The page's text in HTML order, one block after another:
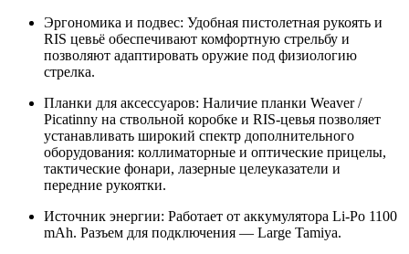
Эргономика и подвес: Удобная пистолетная рукоять и
RIS цевьё обеспечивают комфортную стрельбу и
позволяют адаптировать оружие под физиологию
стрелка.
Планки для аксессуаров: Наличие планки Weaver /
Picatinny на ствольной коробке и RIS-цевья позволяет
устанавливать широкий спектр дополнительного
оборудования: коллиматорные и оптические прицелы,
тактические фонари, лазерные целеуказатели и
передние рукоятки.
Источник энергии: Работает от аккумулятора Li-Po 1100
mAh. Разъем для подключения — Large Tamiya.